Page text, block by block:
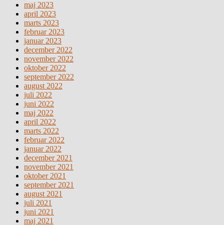
maj 2023
april 2023
marts 2023
februar 2023
januar 2023
december 2022
november 2022
oktober 2022
september 2022
august 2022
juli 2022
juni 2022
maj 2022
april 2022
marts 2022
februar 2022
januar 2022
december 2021
november 2021
oktober 2021
september 2021
august 2021
juli 2021
juni 2021
maj 2021